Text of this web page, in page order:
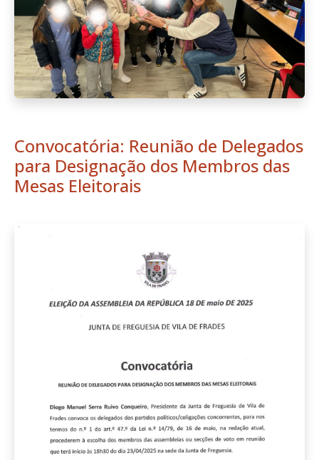
Convocatória: Reunião de Delegados
para Designação dos Membros das
Mesas Eleitorais